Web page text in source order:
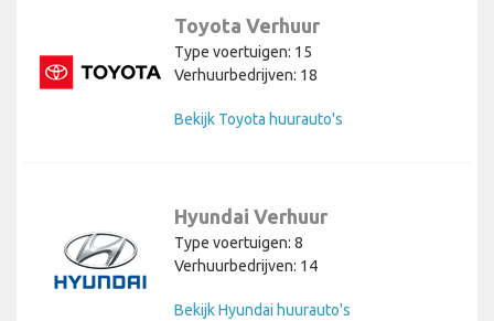
Toyota Verhuur
Type voertuigen: 15
Verhuurbedrijven: 18
Bekijk Toyota huurauto's
Hyundai Verhuur
Type voertuigen: 8
Verhuurbedrijven: 14
Bekijk Hyundai huurauto's